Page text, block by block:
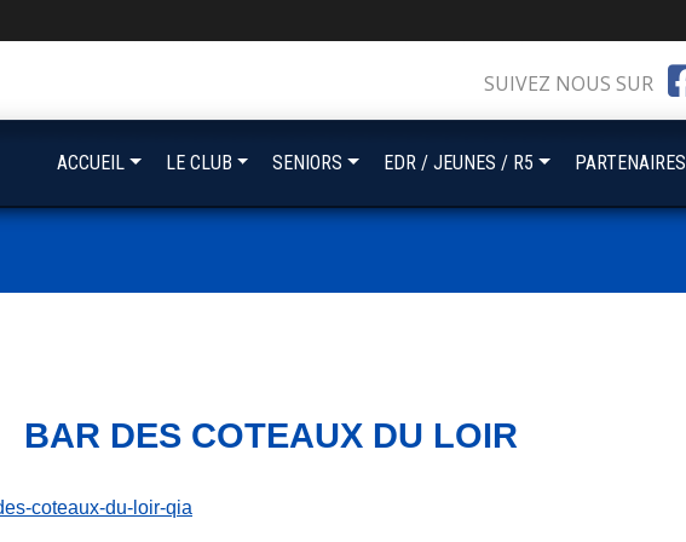
BAR DES COTEAUX DU LOIR
coteaux-du-loir-qia
SUIVEZ NOUS SUR
ACCUEIL LE CLUB SENIORS EDR / JEUNES / R5 PARTENAIRES